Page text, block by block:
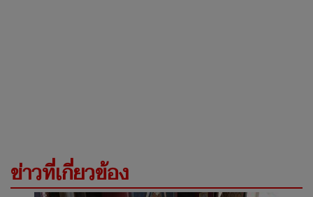
ข่าวที่เกี่ยวข้อง